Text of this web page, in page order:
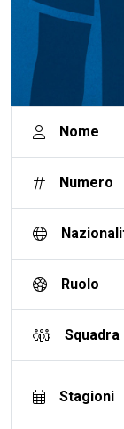
Nome
Numero
Ruolo
Squadra
Stagioni